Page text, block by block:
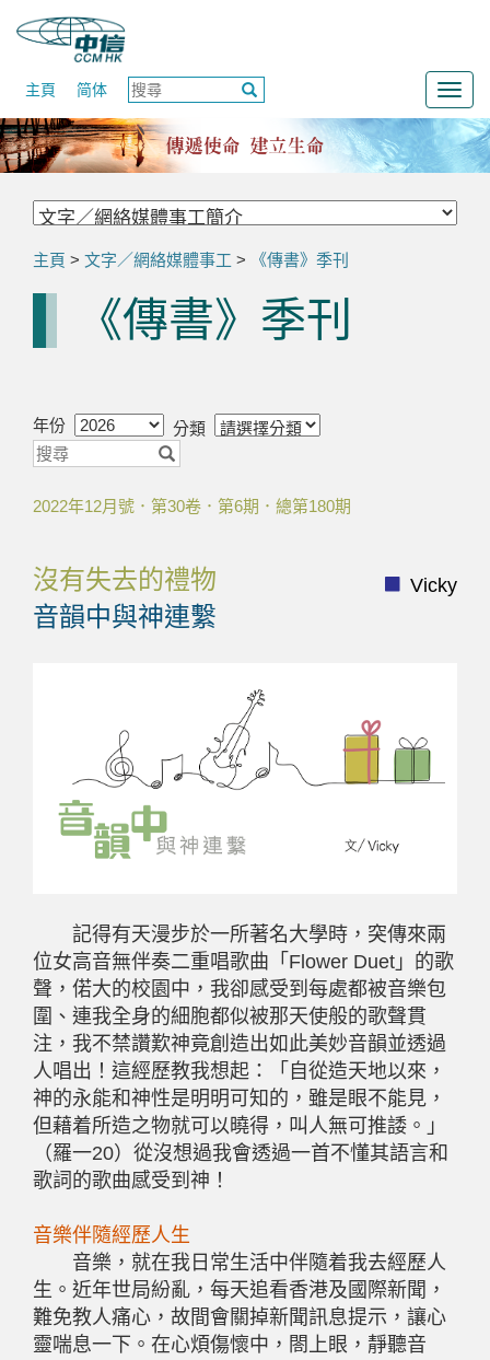
主頁 简体
主頁 > 文字／網絡媒體事工 > 《傳書》季刊
《傳書》季刊
年份 分類
2022年12月號．第30卷．第6期．總第180期
沒有失去的禮物
音韻中與神連繫
Vicky
記得有天漫步於一所著名大學時，突傳來兩
位女高音無伴奏二重唱歌曲「 Flower Duet 」的歌
聲，偌大的校園中，我卻感受到每處都被音樂包
圍、連我全身的細胞都似被那天使般的歌聲貫
注，我不禁讚歎神竟創造出如此美妙音韻並透過
人唱出！這經歷教我想起：「自從造天地以來，
神的永能和神性是明明可知的，雖是眼不能見，
但藉着所造之物就可以曉得，叫人無可推諉。」
（羅一20）從沒想過我會透過一首不懂其語言和
歌詞的歌曲感受到神！
音樂伴隨經歷人生
音樂，就在我日常生活中伴隨着我去經歷人
生。近年世局紛亂，每天追看香港及國際新聞，
難免教人痛心，故間會關掉新聞訊息提示，讓心
靈喘息一下。在心煩傷懷中，閤上眼，靜聽音